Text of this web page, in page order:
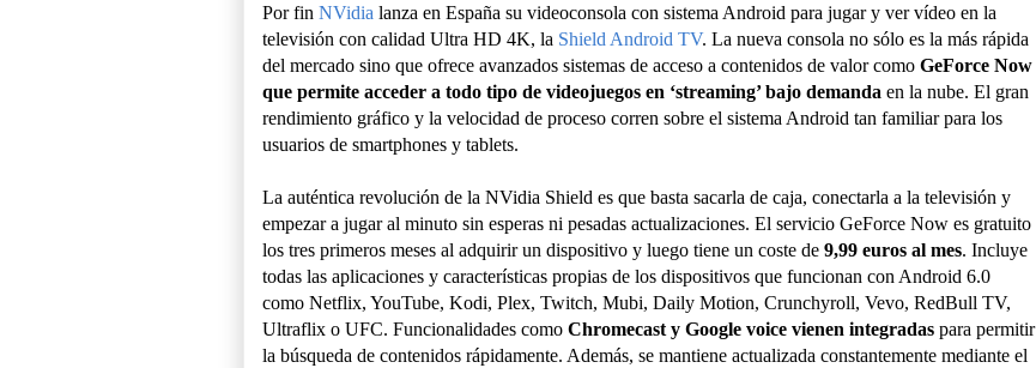
Por fin NVidia lanza en España su videoconsola con sistema Android para jugar y ver vídeo en la
televisión con calidad Ultra HD 4K, la Shield Android TV. La nueva consola no sólo es la más rápida
del mercado sino que ofrece avanzados sistemas de acceso a contenidos de valor como GeForce Now
que permite acceder a todo tipo de videojuegos en ‘streaming’ bajo demanda en la nube. El gran
rendimiento gráfico y la velocidad de proceso corren sobre el sistema Android tan familiar para los
usuarios de smartphones y tablets.
La auténtica revolución de la NVidia Shield es que basta sacarla de caja, conectarla a la televisión y
empezar a jugar al minuto sin esperas ni pesadas actualizaciones. El servicio GeForce Now es gratuito
los tres primeros meses al adquirir un dispositivo y luego tiene un coste de 9,99 euros al mes. Incluye
todas las aplicaciones y características propias de los dispositivos que funcionan con Android 6.0
como Netflix, YouTube, Kodi, Plex, Twitch, Mubi, Daily Motion, Crunchyroll, Vevo, RedBull TV,
Ultraflix o UFC. Funcionalidades como Chromecast y Google voice vienen integradas para permitir
la búsqueda de contenidos rápidamente. Además, se mantiene actualizada constantemente mediante el